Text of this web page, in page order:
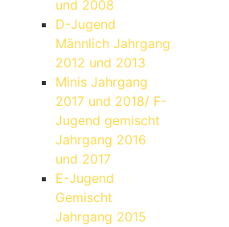
und 2008
D-Jugend
Männlich Jahrgang
2012 und 2013
Minis Jahrgang
2017 und 2018/ F-
Jugend gemischt
Jahrgang 2016
und 2017
E-Jugend
Gemischt
Jahrgang 2015